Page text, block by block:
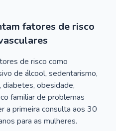
fatores de risco
de risco como
de álcool, sedentarismo,
obesidade,
familiar de problemas
a primeira consulta aos 30
para as mulheres.